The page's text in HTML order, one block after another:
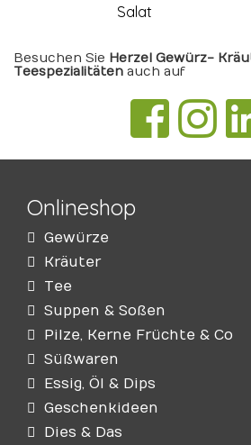
Salat
Besuchen Sie Herzel Gewürz-
Teespezialitäten auch auf
Onlineshop
Gewürze
Kräuter
Tee
Suppen & Soßen
Pilze, Kerne Früchte & Co
Süßwaren
Essig, Öl & Dips
Geschenkideen
Dies & Das